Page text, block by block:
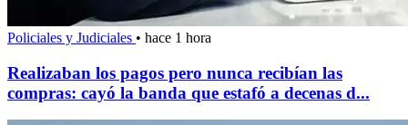
Policiales y Judiciales • hace 1 hora
Realizaban los pagos pero nunca recibían las
compras: cayó la banda que estafó a decenas d...